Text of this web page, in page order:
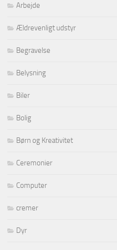
Arbejde
Ældrevenligt udstyr
Begravelse
Belysning
Biler
Bolig
Børn og Kreativitet
Ceremonier
Computer
cremer
Dyr